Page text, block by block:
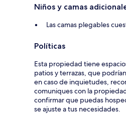
Niños y camas
Las camas plegables
Políticas
Esta propiedad tiene
patios y terrazas, que
en caso de inquietudes,
comuniques con la
confirmar que puedas
se ajuste a tus necesidades.